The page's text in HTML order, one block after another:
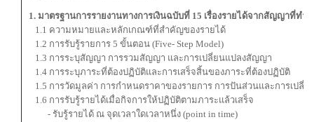
1. มาตรฐานการรายงานทางการเงินฉบับที่ 15 เรื่องรายได้จากสัญญาที่ทำ
1.1 ความหมายและหลักเกณฑ์ที่สำคัญของรายได้
1.2 การรับรู้รายการ 5 ขั้นตอน (Five- Step Model)
1.3 การระบุสัญญา การรวมสัญญา และการเปลี่ยนแปลงสัญญา
1.4 การระบุภาระที่ต้องปฏิบัติและการเสร็จสิ้นของภาระที่ต้องปฏิบัติ
1.5 การวัดมูลค่า การกำหนดราคาของรายการ การปันส่วนและการเปลี่
1.6 การรับรู้รายได้เมื่อกิจการให้ปฏิบัติตามภาระแล้วเสร็จ
- รับรู้รายได้ ณ จุดเวลาใดเวลาหนึ่ง (point in time)